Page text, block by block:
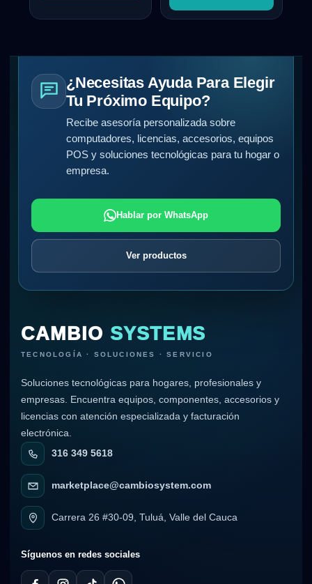
¿Necesitas Ayuda Para Elegir
Tu Próximo Equipo?
Recibe asesoría personalizada sobre
computadores, licencias, accesorios, equipos
POS y soluciones tecnológicas para tu hogar o
empresa.
Hablar por WhatsApp
Ver productos
CAMBIO SYSTEMS
TECNOLOGÍA · SOLUCIONES · SERVICIO
Soluciones tecnológicas para hogares, profesionales y
empresas. Encuentra equipos, componentes, accesorios y
licencias con atención especializada y facturación
electrónica.
316 349 5618
marketplace@cambiosystem.com
Carrera 26 #30-09, Tuluá, Valle del Cauca
Síguenos en redes sociales